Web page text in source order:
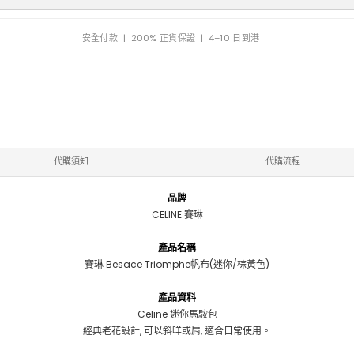
安全付款 | 200% 正貨保證 | 4–10 日到港
代購須知 代購流程
品牌
CELINE 賽琳
產品名稱
賽琳 Besace Triomphe帆布(迷你/棕黃色)
產品資料
Celine迷你馬𩣑包
經典老花設計, 可以斜咩或肩, 適合日常使用。